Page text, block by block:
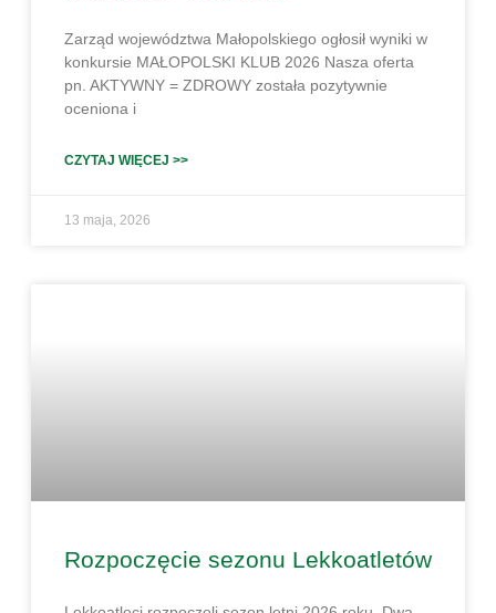
Zarząd województwa Małopolskiego ogłosił wyniki w
konkursie MAŁOPOLSKI KLUB 2026 Nasza oferta
pn. AKTYWNY = ZDROWY została pozytywnie
oceniona i
CZYTAJ WIĘCEJ >>
13 maja, 2026
Rozpoczęcie sezonu Lekkoatletów